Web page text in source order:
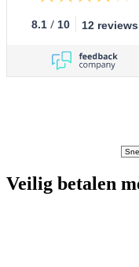
8.1 / 10 12 reviews
Veilig betalen